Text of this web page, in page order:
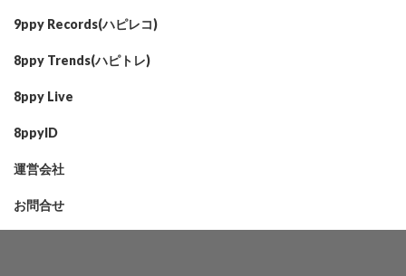
9ppy Records(ハピレコ)
8ppy Trends(ハピトレ)
8ppy Live
8ppyID
運営会社
お問合せ
電話番号
お問い合わせ項目
確認画面